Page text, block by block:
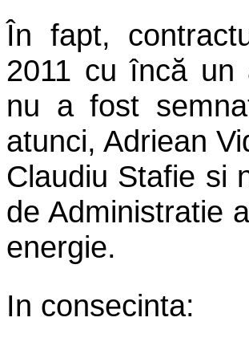
În fapt,
2011 cu încă un
nu a fost
atunci, Adriean
Claudiu Stafie si
de Administratie
energie.
In consecinta: